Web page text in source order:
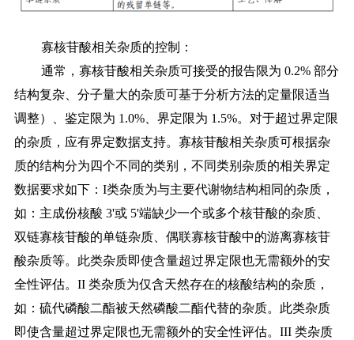
寡核苷酸相关杂质的控制：
通常，寡核苷酸相关杂质可接受的报告限为 0.2% 部分
结构复杂、分子量大的杂质可基于分析方法的定量限适当
调整）、鉴定限为 1.0%、界定限为 1.5%。对于超过界定限
的杂质，应有界定数据支持。寡核苷酸相关杂质可根据杂
质的结构分为四个不同的类别，不同类别杂质的相关界定
数据要求如下： I类杂质为与主要代谢物结构相同的杂质，
如：主成份核酸 3'或 5'端缺少一个或多个核苷酸的杂质、
双链寡核苷酸的单链杂质、偶联寡核苷酸中的游离寡核苷
酸杂质等。此类杂质即使含量超过界定限也无需额外的安
全性评估。II 类杂质为仅含天然存在的核酸结构的杂质，
如：硫代磷酸二酯被天然磷酸二酯代替的杂质。此类杂质
即使含量超过界定限也无需额外的安全性评估。III 类杂质